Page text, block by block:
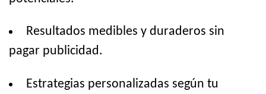
Resultados medibles y duraderos sin
pagar publicidad.
Estrategias personalizadas según tu